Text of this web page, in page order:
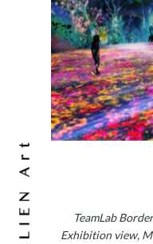
TeamLab
Exhibition view,